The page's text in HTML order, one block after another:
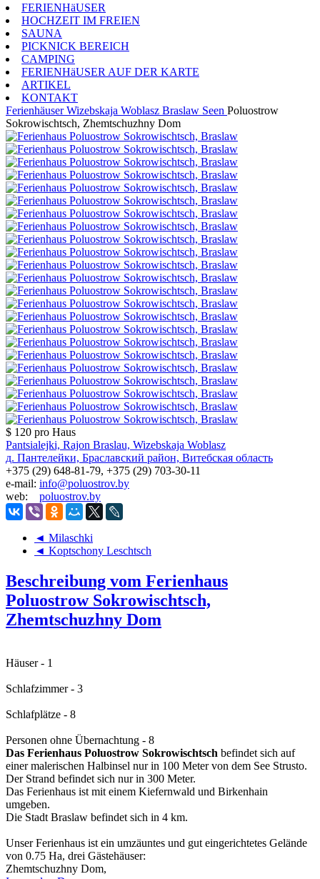
FERIENHäUSER
HOCHZEIT IM FREIEN
SAUNA
PICKNICK BEREICH
CAMPING
FERIENHäUSER AUF DER KARTE
ARTIKEL
KONTAKT
Ferienhäuser Wizebskaja Woblasz Braslaw Seen Poluostrow
Sokrowischtsch, Zhemtschuzhny Dom
$ 120 pro Haus
Pantsialejki, Rajon Braslau, Wizebskaja Woblasz
д. Пантелейки, Браславский район, Витебская область
+375 (29) 648-81-79, +375 (29) 703-30-11
e-mail: info@poluostrov.by
web: poluostrov.by
◄ Milaschki
◄ Koptschony Leschtsch
Beschreibung vom Ferienhaus
Poluostrow Sokrowischtsch,
Zhemtschuzhny Dom
Häuser - 1
Schlafzimmer - 3
Schlafplätze - 8
Personen ohne Übernachtung - 8
Das Ferienhaus Poluostrow Sokrowischtsch befindet sich auf
einer malerischen Halbinsel nur in 100 Meter von dem See Strusto.
Der Strand befindet sich nur in 300 Meter.
Das Ferienhaus ist mit einem Kiefernwald und Birkenhain
umgeben.
Die Stadt Braslaw befindet sich in 4 km.
Unser Ferienhaus ist ein umzäuntes und gut eingerichtetes Gelände
von 0.75 Ha, drei Gästehäuser:
Zhemtschuzhny Dom,